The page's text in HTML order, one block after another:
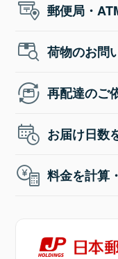
郵便局・
荷物のお問
再配達のご
お届け日数
料金を計算